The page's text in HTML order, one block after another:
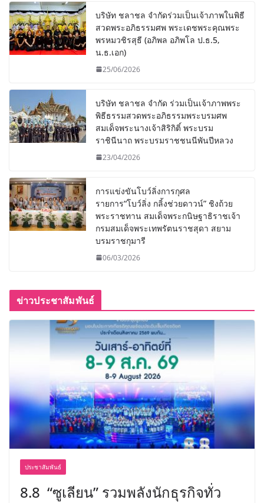
บริษัท ชลาชล จำกัดร่วมเป็นเจ้าภาพในพิธี
สวดพระอภิธรรมศพ พระเดชพระคุณพระ
พรหมวชิรสุธี (อภิพล อภิพโล ป.ธ.5,
น.ธ.เอก)
25/06/2026
บริษัท ชลาชล จำกัด ร่วมเป็นเจ้าภาพพระ
พิธีธรรมสวดพระอภิธรรมพระบรมศพ
สมเด็จพระนางเจ้าสิริกิติ์ พระบรม
ราชินีนาถ พระบรมราชชนนีพันปีหลวง
23/04/2026
การแข่งขันโบว์ลิ่งการกุศล
รายการ“โบว์ลิ่ง กลิ้งช่วยดาวน์” ชิงถ้วย
พระราชทาน สมเด็จพระกนิษฐาธิราชเจ้า
กรมสมเด็จพระเทพรัตนราชสุดา สยาม
บรมราชกุมารี
06/03/2026
ข่าวประชาสัมพันธ์
ประชาสัมพันธ์
8.8 “ซูเลียน” รวมพลังนักธุรกิจทั่ว